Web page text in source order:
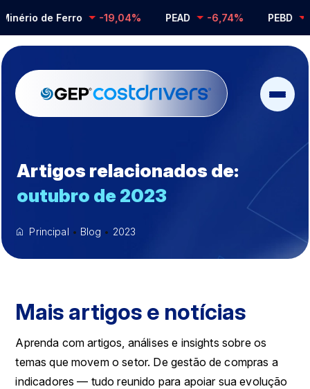
de Ferro -19,04% PEAD -6,74% PEBD -
Artigos relacionados de:
outubro de 2023
Principal • Blog • 2023
Mais artigos e notícias
Aprenda com artigos, análises e insights sobre os
temas que movem o setor. De gestão de compras a
indicadores — tudo reunido para apoiar sua evolução